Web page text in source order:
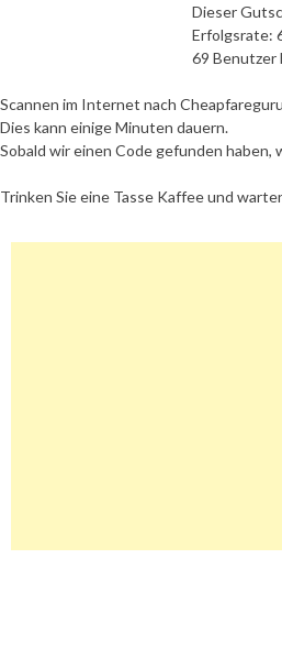
Dieser
Erfolgsrate:
69 Benutzer
Scannen im Internet nach
Dies kann einige Minuten dauern.
Sobald wir einen Code gefunden haben,
Trinken Sie eine Tasse Kaffee und